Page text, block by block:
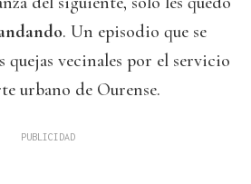
. Un episodio que se
quejas vecinales por el servicio
urbano de Ourense.